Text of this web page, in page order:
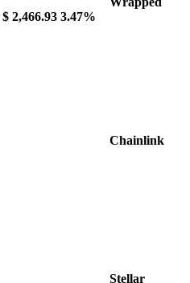
$ 2,466.93 3.47%
Chainlink
Stellar